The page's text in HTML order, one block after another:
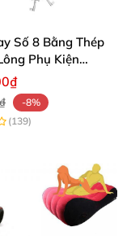
Số 8 Bằng Thép
Phụ Kiện
Cấp An Toàn Êm
-8%
(139)